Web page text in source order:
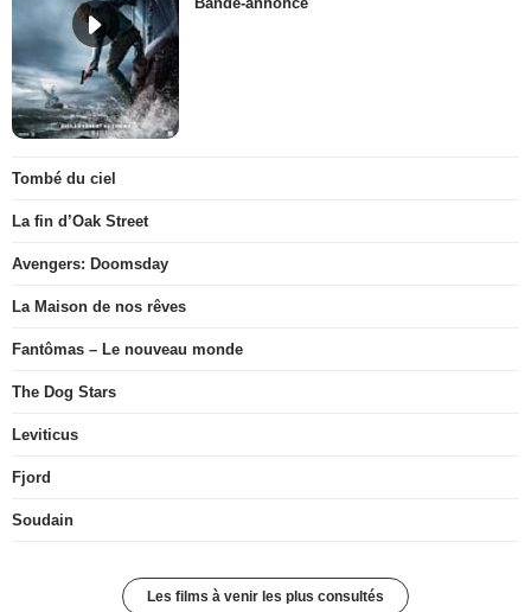
Tombé du ciel
La fin d’Oak Street
Avengers: Doomsday
La Maison de nos rêves
Fantômas – Le nouveau monde
The Dog Stars
Leviticus
Fjord
Soudain
Les films à venir les plus consultés